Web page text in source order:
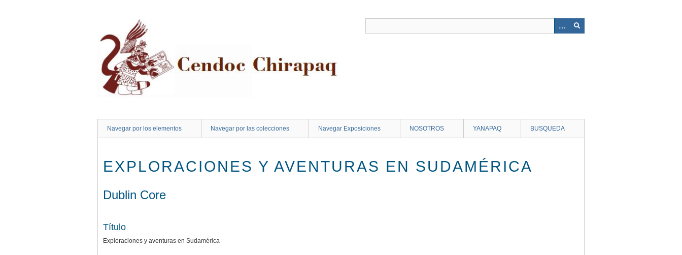
Navegar por los elementos Navegar por las colecciones Navegar Exposiciones NOSOTROS YANAPAQ BUSQUEDA
EXPLORACIONES Y AVENTURAS EN SUDAMÉRICA
Dublin Core
Título
Exploraciones y aventuras en Sudamérica